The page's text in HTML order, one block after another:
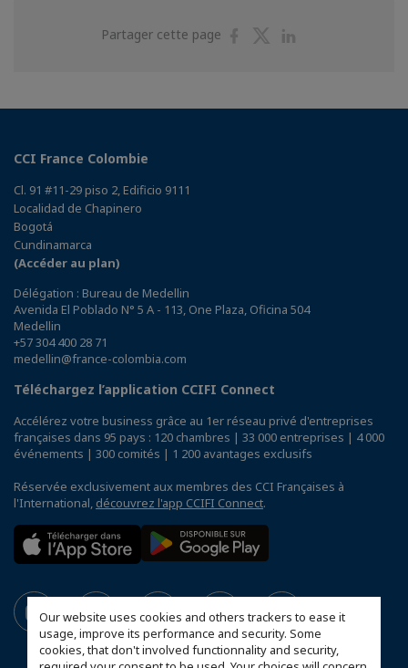
Our website uses cookies and others trackers to ease it
usage, improve its performance and security. Some
cookies, that don't involved functionnality and security,
Partager cette page
PartagerPartager
CCI France Colombie
Cl. 91 #11-29 piso 2, Edificio 9111
Localidad de Chapinero
Bogotá
Cundinamarca
(Accéder au plan)
Délégation : Bureau de Medellin
Avenida El Poblado N° 5 A - 113, One Plaza, Oficina 504
Medellin
+57 304 400 28 71
medellin@france-colombia.com
Téléchargez l’application CCIFI Connect
Accélérez votre business grâce au 1er réseau privé d'entreprises
françaises dans 95 pays : 120 chambres | 33 000 entreprises | 4 000
événements | 300 comités | 1 200 avantages exclusifs
Réservée exclusivement aux membres des CCI Françaises à
l'International, découvrez l'app CCIFI Connect.